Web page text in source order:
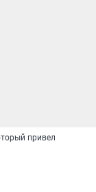
привел